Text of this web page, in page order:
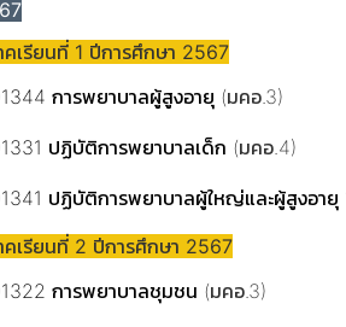
เรียนที่ 1 ปีการศึกษา 2567
การพยาบาลผู้สูงอายุ (มคอ.3)
ปฏิบัติการพยาบาลเด็ก (มคอ.4)
ปฏิบัติการพยาบาลผู้ใหญ่และผู้สูงอายุ
เรียนที่ 2 ปีการศึกษา 2567
การพยาบาลชุมชน (มคอ.3)